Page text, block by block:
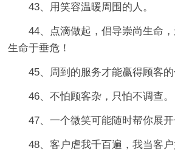
43、用笑容温暖周围的人。
44、点滴做起，倡导崇尚生命
生命于垂危！
45、周到的服务才能赢得顾客的
46、不怕顾客杂，只怕不调查。
47、一个微笑可能随时帮你展开
48、客户虐我千百遍，我当客户